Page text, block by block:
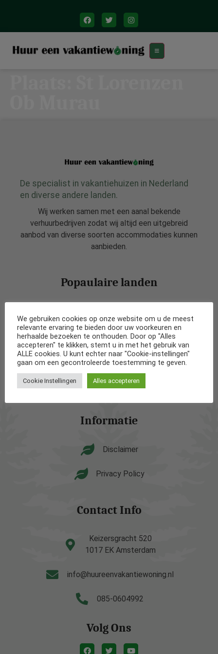
De specialist in vakantiehuizen in Nederland
en diverse andere landen.
Wij werken samen met een aanal bekende
verhuurbedrijven zodat wij altijd een uitgebreid
aanbod van diverse soorten accommodaties kunnen
aanbieden.
Popaulaire landen
Vakantiehuizen in België
Vakantiehuizen in Frankrijk
Vakantiehuizen in Spanje
Informatie
Disclaimer
Privacy Policy
Contact Info
Keizersgracht 520
1017 EK Amsterdam
info@huureenvakantiewoning.nl
085-0604992
Volg Ons
We gebruiken cookies op onze website om u de meest
relevante ervaring te bieden door uw voorkeuren en
herhaalde bezoeken te onthouden. Door op "Alles
accepteren" te klikken, stemt u in met het gebruik van
ALLE cookies. U kunt echter naar "Cookie-instellingen"
gaan om een gecontroleerde toestemming te geven.
Cookie Instellingen Alles accepteren